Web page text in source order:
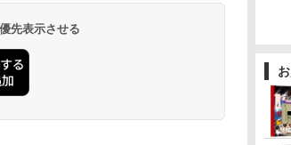
グ Type-C充電 マイ
ク付き 防水 タッチ式
音量調整 スポーツ/通
勤/通学/WEB会議(ホ
ワイト)
先表示させる